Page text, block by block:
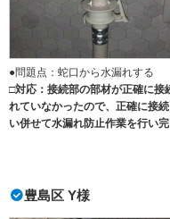
●問題点：蛇口から水漏れする
□対応：接続部の部材が正確に接
れていなかったので、正確に接
い併せて水漏れ防止作業を行い完
豊島区 Y様